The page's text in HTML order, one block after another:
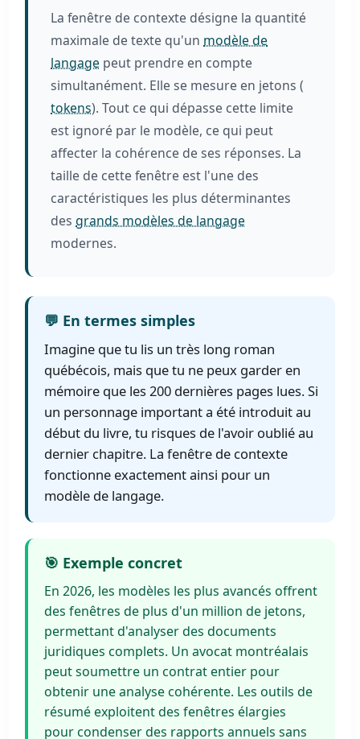
La fenêtre de contexte désigne la quantité
maximale de texte qu'unmodèle de
langage peut prendre en compte
simultanément. Elle se mesure en jetons (
tokens). Tout ce qui dépasse cette limite
est ignoré par le modèle, ce qui peut
affecter la cohérence de ses réponses. La
taille de cette fenêtre est l'une des
caractéristiques les plus déterminantes
desgrands modèles de langage
modernes.
💬 En termes simples
Imagine que tu lis un très long roman
québécois, mais que tu ne peux garder en
mémoire que les 200 dernières pages lues. Si
un personnage important a été introduit au
début du livre, tu risques de l'avoir oublié au
dernier chapitre. La fenêtre de contexte
fonctionne exactement ainsi pour un
modèle de langage.
🎯 Exemple concret
En 2026, les modèles les plus avancés offrent
des fenêtres de plus d'un million de jetons,
permettant d'analyser des documents
juridiques complets. Un avocat montréalais
peut soumettre un contrat entier pour
obtenir une analyse cohérente. Les outils de
résumé exploitent des fenêtres élargies
pour condenser des rapports annuels sans